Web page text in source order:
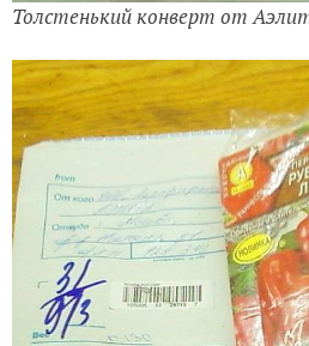
Толстенький конверт от